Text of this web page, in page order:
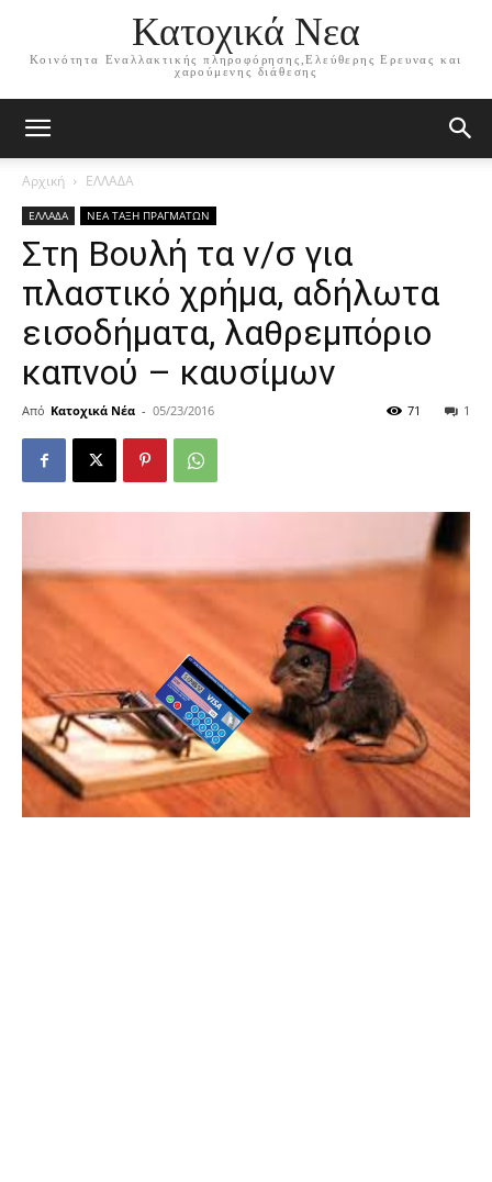
Κατοχικά Νεα
Κοινότητα Εναλλακτικής πληροφόρησης,Ελεύθερης Ερευνας και
χαρούμενης διάθεσης
Αρχική ΕΛΛΑΔΑ
ΕΛΛΑΔΑ ΝΕΑ ΤΑΞΗ ΠΡΑΓΜΑΤΩΝ
Στη Βουλή τα ν/σ για
πλαστικό χρήμα, αδήλωτα
εισοδήματα, λαθρεμπόριο
καπνού – καυσίμων
Από Κατοχικά Νέα - 05/23/2016 1
71